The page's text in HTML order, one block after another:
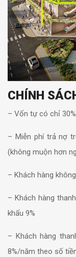
CHÍNH
– Vốn tự có chỉ
– Miễn phí trả nợ
(không muộn hơn
– Khách hàng
– Khách hàng
khấu 9%
– Khách hàng
8%/năm theo số